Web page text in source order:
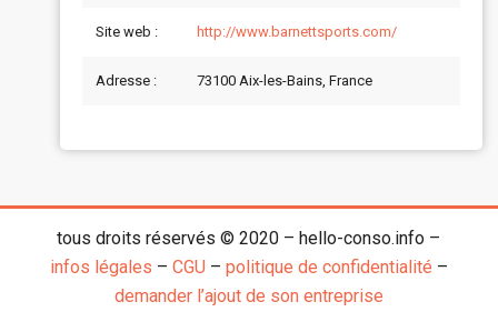
Site web : http://www.barnettsports.com/
Adresse : 73100 Aix-les-Bains, France
tous droits réservés © 2020 – hello-conso.info –
infos légales – CGU – politique de confidentialité –
demander l’ajout de son entreprise